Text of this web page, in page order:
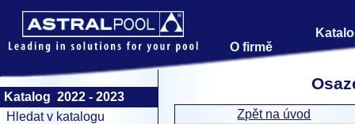
O firmě
Katalog 2022 - 2023
Hledat v katalogu
Zpět na úvod